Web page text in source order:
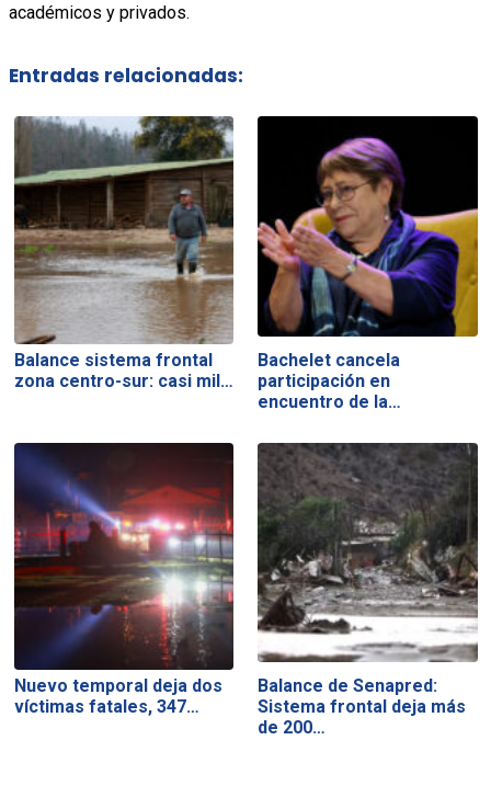
académicos y privados.
Entradas relacionadas:
Balance sistema frontal
zona centro-sur: casi mil…
Bachelet cancela
participación en
encuentro de la…
Nuevo temporal deja dos
víctimas fatales, 347…
Balance de Senapred:
Sistema frontal deja más
de 200…